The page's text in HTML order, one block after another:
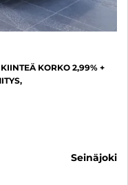
KORKO 2,99% +
seinäjoki